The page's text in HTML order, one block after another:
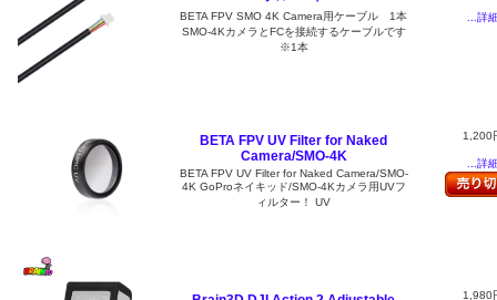
BETA FPV SMO 4K Camera用ケーブル 1本
SMO-4KカメラとFCを接続するケーブルです
※1本
...詳
BETA FPV UV Filter for Naked
Camera/SMO-4K
BETA FPV UV Filter for Naked Camera/SMO-
4K GoProネイキッド/SMO-4Kカメラ用UVフ
ィルター！ UV
1,200
...詳
1,980